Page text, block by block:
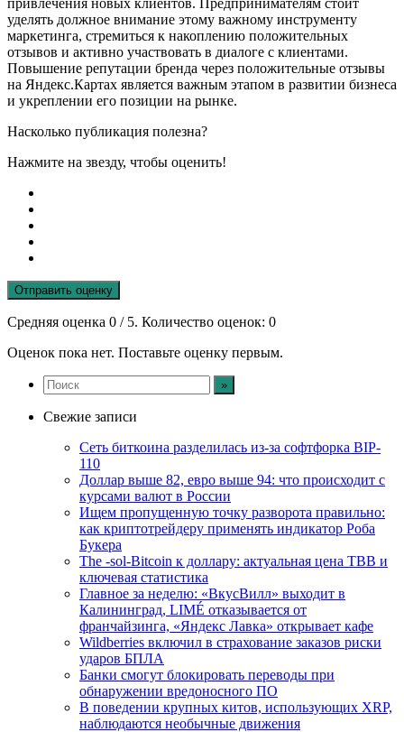
уделять должное внимание этому важному инструменту
маркетинга, стремиться к накоплению положительных
отзывов и активно участвовать в диалоге с клиентами.
Повышение репутации бренда через положительные отзывы
на Яндекс.Картах является важным этапом в развитии бизнеса
и укреплении его позиции на рынке.
Насколько публикация полезна?
Нажмите на звезду, чтобы оценить!
Отправить оценку
Средняя оценка 0 / 5. Количество оценок: 0
Оценок пока нет. Поставьте оценку первым.
Свежие записи
Сеть биткоина разделилась из-за софтфорка BIP-
110
Доллар выше 82, евро выше 94: что происходит с
курсами валют в России
Ищем пропущенную точку разворота правильно:
как криптотрейдеру применять индикатор Роба
Букера
The -sol-Bitcoin к доллару: актуальная цена TBB и
ключевая статистика
Главное за неделю: «ВкусВилл» выходит в
Калининград, LIMÉ отказывается от
франчайзинга, «Яндекс Лавка» открывает кафе
Wildberries включил в страхование заказов риски
ударов БПЛА
Банки смогут блокировать переводы при
обнаружении вредоносного ПО
В поведении крупных китов, использующих XRP,
наблюдаются необычные движения